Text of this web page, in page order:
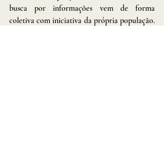
busca por informações vem de forma
coletiva com iniciativa da própria população.